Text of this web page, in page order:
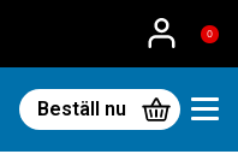
0
Beställ nu